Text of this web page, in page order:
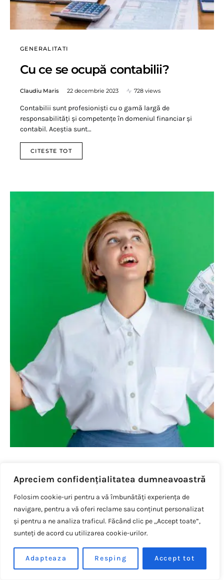
Apreciem confidențialitatea dumneavoastră
Folosim cookie-uri pentru a vă îmbunătăți experiența de
navigare, pentru a vă oferi reclame sau conținut personalizat
și pentru a ne analiza traficul. Făcând clic pe „Accept toate”,
sunteți de acord cu utilizarea cookie-urilor.
Adapteaza Resping Accept tot
GENERALITATI
Cu ce se ocupă contabilii?
Claudiu Maris 22 decembrie 2023 728 views
Contabilii sunt profesioniști cu o gamă largă de
responsabilități și competențe în domeniul financiar și
contabil. Aceștia sunt…
CITESTE TOT
Cele mai mari probleme
neprevăzute care necesită bani
Claudiu Maris
impune cerințe financiare considerabile. Aceste situații pot
apărea fără avertisment…